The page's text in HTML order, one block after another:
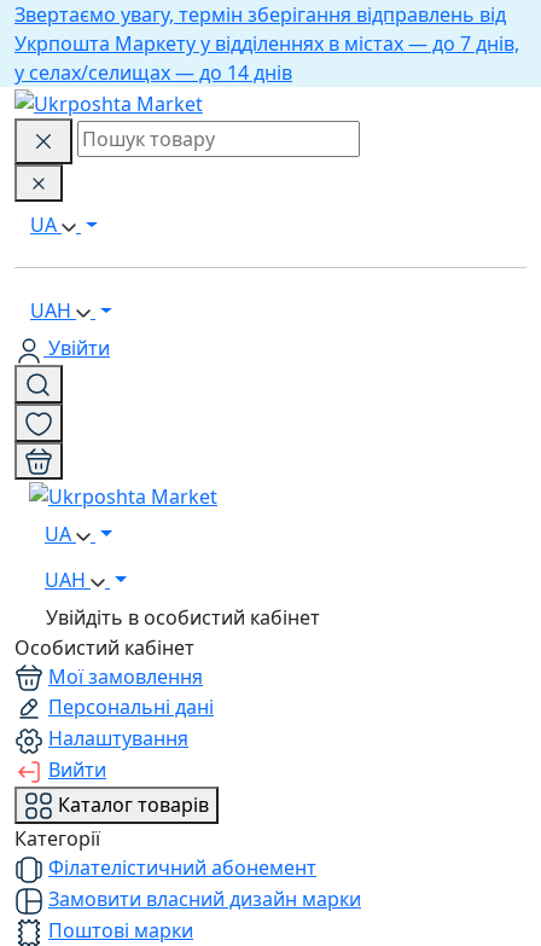
Звертаємо увагу, термін зберігання відправлень від
Укрпошта Маркету у відділеннях в містах — до 7 днів,
у селах/селищах — до 14 днів
UA
UAH
Увійти
UA
UAH
Увійдіть в особистий кабінет
Особистий кабінет
Мої замовлення
Персональні дані
Налаштування
Вийти
Каталог товарів
Категорії
Філателістичний абонемент
Замовити власний дизайн марки
Поштові марки